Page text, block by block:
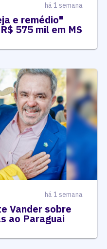
há 1 semana
e remédio"
575 mil em MS
há 1 semana
Vander sobre
ao Paraguai